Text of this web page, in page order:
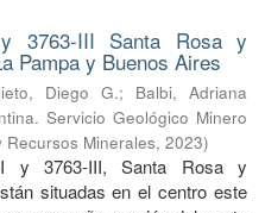
3763-III Santa Rosa y
Pampa y Buenos Aires
Diego G.; Balbi, Adriana
Servicio Geológico Minero
Minerales, 2023)
I y 3763-III, Santa Rosa y
situadas en el centro este